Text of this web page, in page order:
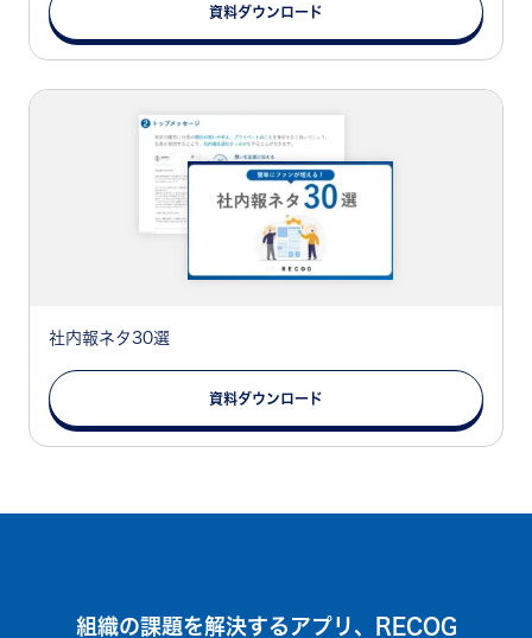
資料ダウンロード
社内報ネタ30選
資料ダウンロード
組織の課題を解決するアプリ、RECOG